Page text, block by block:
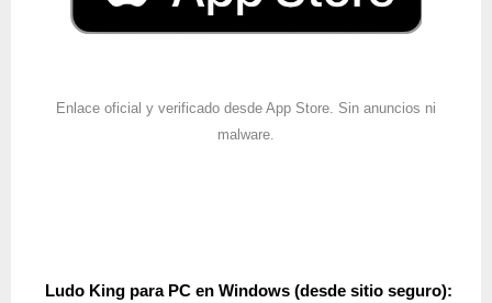
Enlace oficial y verificado desde App Store. Sin anuncios ni
malware.
Ludo Kingpara PC en Windows (desde sitio seguro):